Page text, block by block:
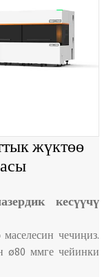
жүктөө
кесүүчү
чечиңиз.
ø80 ммге чейинки